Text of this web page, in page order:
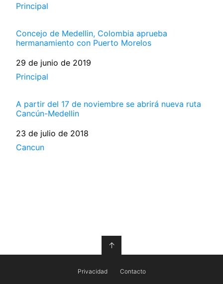
Respecto a
Principal
Concejo de Medellin, Colombia aprueba
hermanamiento con Puerto Morelos
Fecha
29 de junio de 2019
Respecto a
Principal
A partir del 17 de noviembre se abrirá nueva ruta
Cancún-Medellin
Fecha
23 de julio de 2018
Respecto a
Cancun
↑
Privacidad Contacto